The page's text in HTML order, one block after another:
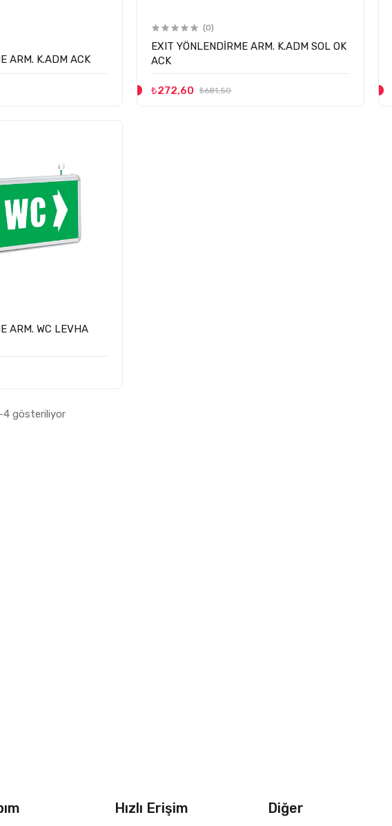
ARM. K.ADM ACK
(0)
EXIT YÖNLENDİRME ARM. K.ADM SOL OK
ACK
₺272,60 ₺681,50
ARM. WC LEVHA
4 gösteriliyor
Hızlı Erişim Diğer